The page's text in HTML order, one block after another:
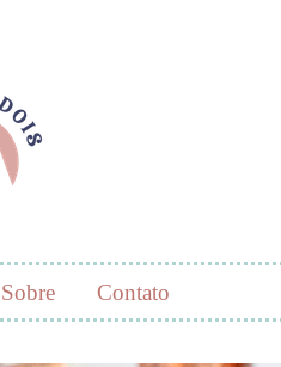
Sobre Contato